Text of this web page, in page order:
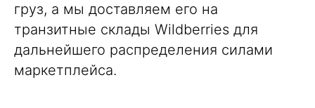
груз, а мы доставляем его на
транзитные склады Wildberries для
дальнейшего распределения силами
маркетплейса.